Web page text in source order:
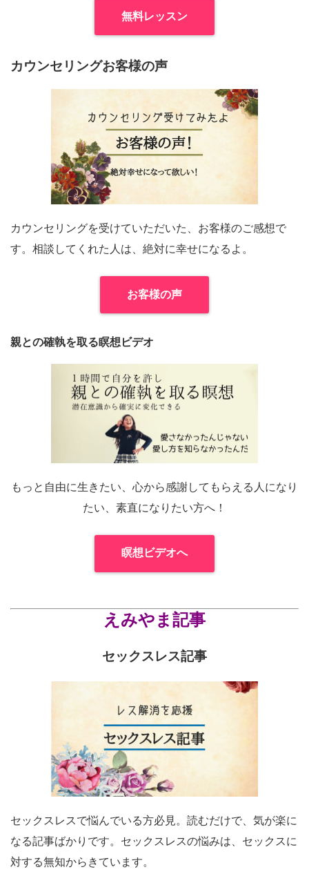
無料レッスン
カウンセリングお客様の声
カウンセリングを受けていただいた、お客様のご感想で
す。相談してくれた人は、絶対に幸せになるよ。
お客様の声
親との確執を取る瞑想ビデオ
もっと自由に生きたい、心から感謝してもらえる人になり
たい、素直になりたい方へ！
瞑想ビデオへ
えみやま記事
セックスレス記事
セックスレスで悩んでいる方必見。読むだけで、気が楽に
なる記事ばかりです。セックスレスの悩みは、セックスに
対する無知からきています。